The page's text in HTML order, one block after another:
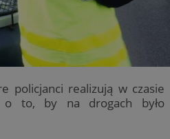
policjanci realizują w czasie
o to, by na drogach było